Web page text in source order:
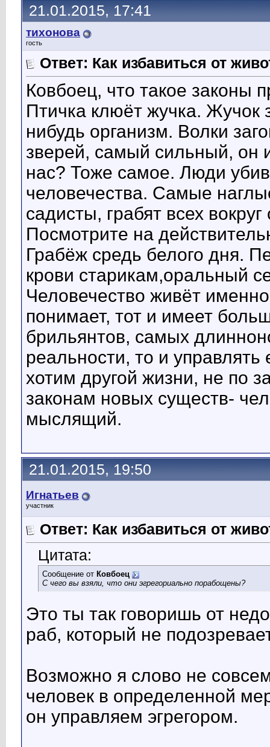
21.01.2015, 17:41
тихонова
гость
Ответ: Как избавиться от
Ковбоец, что такое законы
Птичка клюёт жучка. Жучок
нибудь организм. Волки
зверей, самый сильный, он
нас? Тоже самое. Люди
человечества. Самые
садисты, грабят всех
Посмотрите на
Грабёж средь белого дня.
крови старикам,оральный
Человечество живёт
понимает, тот и имеет
брильянтов, самых
реальности, то и
хотим другой жизни, не по
законам новых существ-
мыслящий.
21.01.2015, 19:50
Игнатьев
участник
Ответ: Как избавиться от
Цитата:
Сообщение от Ковбоец
С чего вы взяли, что они эгрегориально порабощены?
Это ты так говоришь от
раб, который не
Возможно я слово не
человек в определенной
он управляем эгрегором.